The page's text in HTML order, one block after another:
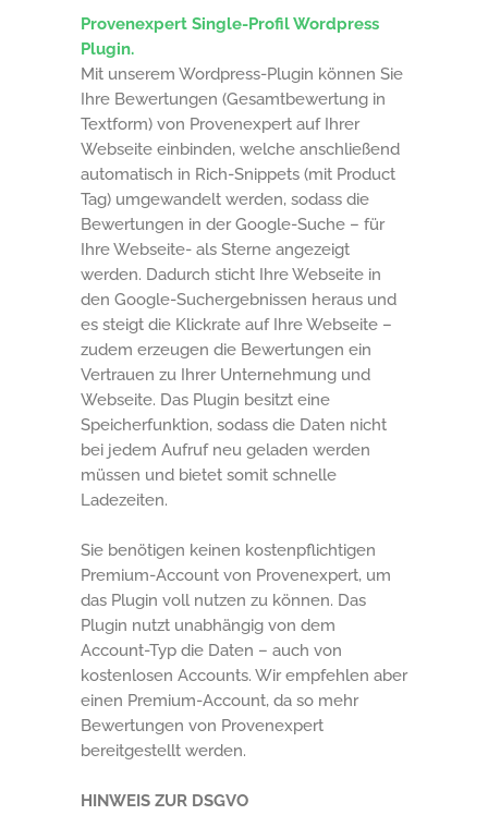
Provenexpert Single-Profil Wordpress
Plugin.
Mit unserem Wordpress-Plugin können Sie
Ihre Bewertungen (Gesamtbewertung in
Textform) von Provenexpert auf Ihrer
Webseite einbinden, welche anschließend
automatisch in Rich-Snippets (mit Product
Tag) umgewandelt werden, sodass die
Bewertungen in der Google-Suche – für
Ihre Webseite- als Sterne angezeigt
werden. Dadurch sticht Ihre Webseite in
den Google-Suchergebnissen heraus und
es steigt die Klickrate auf Ihre Webseite –
zudem erzeugen die Bewertungen ein
Vertrauen zu Ihrer Unternehmung und
Webseite. Das Plugin besitzt eine
Speicherfunktion, sodass die Daten nicht
bei jedem Aufruf neu geladen werden
müssen und bietet somit schnelle
Ladezeiten.
Sie benötigen keinen kostenpflichtigen
Premium-Account von Provenexpert, um
das Plugin voll nutzen zu können. Das
Plugin nutzt unabhängig von dem
Account-Typ die Daten – auch von
kostenlosen Accounts. Wir empfehlen aber
einen Premium-Account, da so mehr
Bewertungen von Provenexpert
bereitgestellt werden.
HINWEIS ZUR DSGVO